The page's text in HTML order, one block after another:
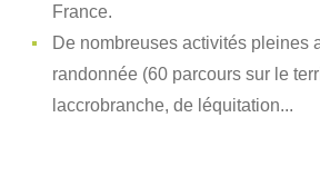
France.
De nombreuses activités pleines
randonnée (60 parcours sur le
laccrobranche, de léquitation...